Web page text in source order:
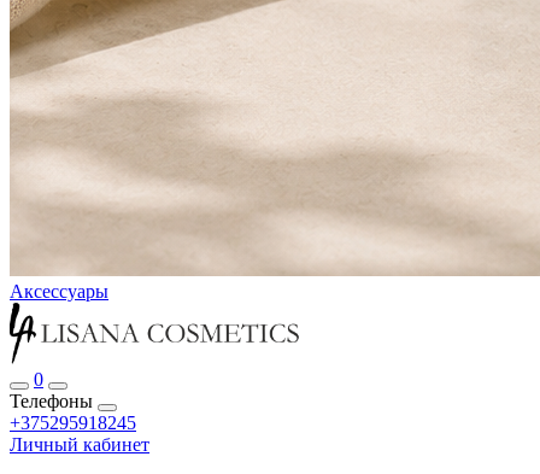
Аксессуары
0
Телефоны
+375295918245
Личный кабинет